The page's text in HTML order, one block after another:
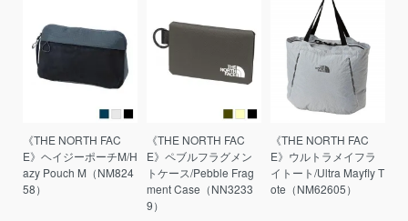
《THE NORTH FAC
E》ヘイジーポーチM/H
azy Pouch M（NM824
58）
《THE NORTH FAC
E》ペブルフラグメン
トケース/Pebble Frag
ment Case（NN3233
9）
《THE NORTH FAC
E》ウルトラメイフラ
イトート/Ultra Mayfly T
ote（NM62605）